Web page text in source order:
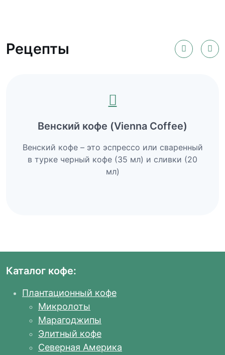
Рецепты
Венский кофе (Vienna Coffee)
Венский кофе – это эспрессо или сваренный
в турке черный кофе (35 мл) и сливки (20
мл)
Каталог кофе:
Плантационный кофе
Микролоты
Марагоджипы
Элитный кофе
Северная Америка